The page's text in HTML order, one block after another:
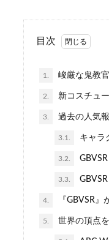
目次
1. 峻厳な鬼教
2. 新コスチュ
3. 過去の人気
3.1. キャラ
3.2.
3.3.
4. 『GBVSR』
5. 世界の頂点